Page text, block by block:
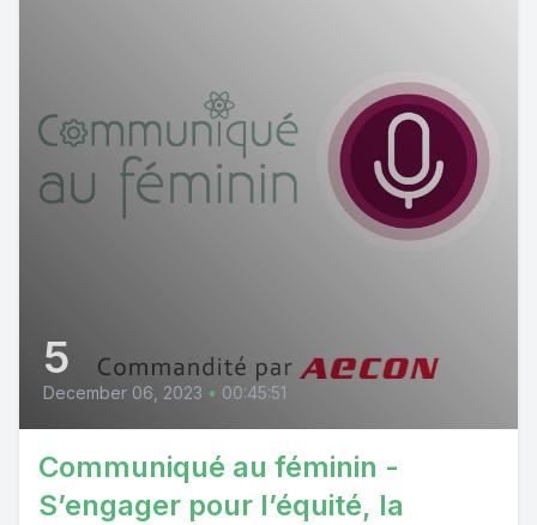
5
December 06, 2023 • 00:45:51
Communiqué au féminin -
S’engager pour l’équité, la